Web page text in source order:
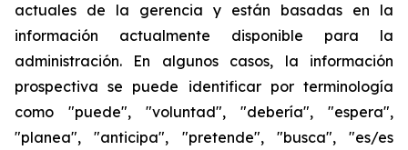
actuales de la gerencia y están basadas en la
información actualmente disponible para la
administración. En algunos casos, la información
prospectiva se puede identificar por terminología
como "puede", "voluntad", "debería", "espera",
"planea", "anticipa", "pretende", "busca", "es/es